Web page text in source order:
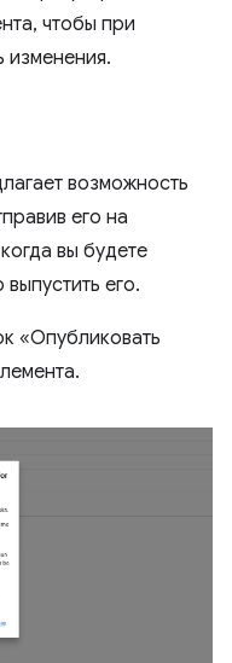
чтобы при
изменения.
возможность
его на
вы будете
его.
«Опубликовать